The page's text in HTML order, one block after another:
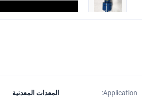
Application: المعدات المعدنية